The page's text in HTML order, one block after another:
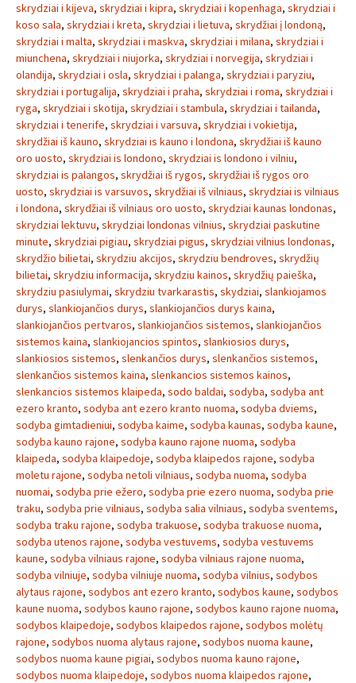
skrydziai i kijeva, skrydziai i kipra, skrydziai i kopenhaga, skrydziai i
koso sala, skrydziai i kreta, skrydziai i lietuva, skrydžiai į londoną,
skrydziai i malta, skrydziai i maskva, skrydziai i milana, skrydziai i
miunchena, skrydziai i niujorka, skrydziai i norvegija, skrydziai i
olandija, skrydziai i osla, skrydziai i palanga, skrydziai i paryziu,
skrydziai i portugalija, skrydziai i praha, skrydziai i roma, skrydziai i
ryga, skrydziai i skotija, skrydziai i stambula, skrydziai i tailanda,
skrydziai i tenerife, skrydziai i varsuva, skrydziai i vokietija,
skrydžiai iš kauno, skrydziai is kauno i londona, skrydžiai iš kauno
oro uosto, skrydziai is londono, skrydziai is londono i vilniu,
skrydziai is palangos, skrydžiai iš rygos, skrydžiai iš rygos oro
uosto, skrydziai is varsuvos, skrydžiai iš vilniaus, skrydziai is vilniaus
i londona, skrydžiai iš vilniaus oro uosto, skrydziai kaunas londonas,
skrydziai lektuvu, skrydziai londonas vilnius, skrydziai paskutine
minute, skrydziai pigiau, skrydziai pigus, skrydziai vilnius londonas,
skrydžio bilietai, skrydziu akcijos, skrydziu bendroves, skrydžių
bilietai, skrydziu informacija, skrydziu kainos, skrydžių paieška,
skrydziu pasiulymai, skrydziu tvarkarastis, skydziai, slankiojamos
durys, slankiojančios durys, slankiojančios durys kaina,
slankiojančios pertvaros, slankiojančios sistemos, slankiojančios
sistemos kaina, slankiojancios spintos, slankiosios durys,
slankiosios sistemos, slenkančios durys, slenkančios sistemos,
slenkančios sistemos kaina, slenkancios sistemos kainos,
slenkancios sistemos klaipeda, sodo baldai, sodyba, sodyba ant
ezero kranto, sodyba ant ezero kranto nuoma, sodyba dviems,
sodyba gimtadieniui, sodyba kaime, sodyba kaunas, sodyba kaune,
sodyba kauno rajone, sodyba kauno rajone nuoma, sodyba
klaipeda, sodyba klaipedoje, sodyba klaipedos rajone, sodyba
moletu rajone, sodyba netoli vilniaus, sodyba nuoma, sodyba
nuomai, sodyba prie ežero, sodyba prie ezero nuoma, sodyba prie
traku, sodyba prie vilniaus, sodyba salia vilniaus, sodyba sventems,
sodyba traku rajone, sodyba trakuose, sodyba trakuose nuoma,
sodyba utenos rajone, sodyba vestuvems, sodyba vestuvems
kaune, sodyba vilniaus rajone, sodyba vilniaus rajone nuoma,
sodyba vilniuje, sodyba vilniuje nuoma, sodyba vilnius, sodybos
alytaus rajone, sodybos ant ezero kranto, sodybos kaune, sodybos
kaune nuoma, sodybos kauno rajone, sodybos kauno rajone nuoma,
sodybos klaipedoje, sodybos klaipedos rajone, sodybos molėtų
rajone, sodybos nuoma alytaus rajone, sodybos nuoma kaune,
sodybos nuoma kaune pigiai, sodybos nuoma kauno rajone,
sodybos nuoma klaipedoje, sodybos nuoma klaipedos rajone,